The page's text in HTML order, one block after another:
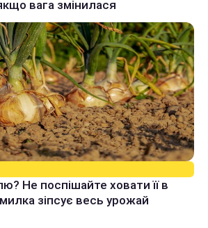
вага змінилася
Не поспішайте ховати її в
зіпсує весь урожай